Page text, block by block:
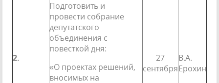
2.
Подготовить и
провести собрание
депутатского
объединения с
повесткой дня:
«О проектах решений,
вносимых на
27
сентября
В.А.
Ерохин